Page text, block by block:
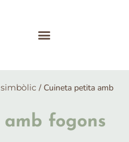
/ Cuineta petita amb
fogons